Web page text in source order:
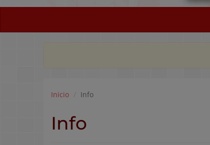
Inicio Info
Info